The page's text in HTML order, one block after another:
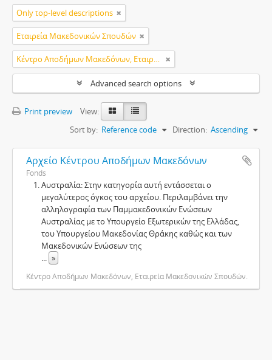
Only top-level descriptions
Εταιρεία Μακεδονικών Σπουδών
Κέντρο Αποδήμων Μακεδόνων, Εταιρεία Μακεδονικών Σπουδών.
Advanced search options
Print preview
View:
Sort by: Reference code Direction: Ascending
Αρχείο Κέντρου Αποδήμων Μακεδόνων
Fonds
Αυστραλία: Στην κατηγορία αυτή εντάσσεται ο
μεγαλύτερος όγκος του αρχείου. Περιλαμβάνει την
αλληλογραφία των Παμμακεδονικών Ενώσεων
Αυστραλίας με το Υπουργείο Εξωτερικών της Ελλάδας,
του Υπουργείου Μακεδονίας Θράκης καθώς και των
Μακεδονικών Ενώσεων της
... »
Κέντρο Αποδήμων Μακεδόνων, Εταιρεία Μακεδονικών Σπουδών.